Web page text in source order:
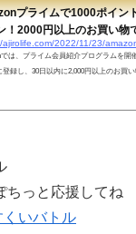
プライムで1000ポイン
！2000円以上のお買い物
では、プライム会員紹介プログラムを開
登録し、30日以内に2,000円以上のお買
ちっと応援してね
くいバトル